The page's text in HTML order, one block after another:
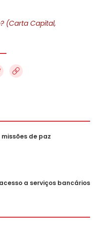
(Carta Capital,
de paz
a serviços bancários